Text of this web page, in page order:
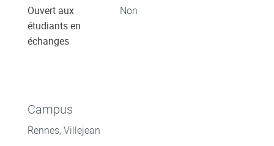
Ouvert aux
étudiants en
échanges
Non
Campus
Rennes, Villejean